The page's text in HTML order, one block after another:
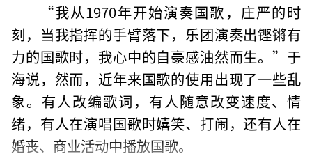
“我从1970年开始演奏国歌，庄严的时
刻，当我指挥的手臂落下，乐团演奏出铿锵有
力的国歌时，我心中的自豪感油然而生。”于
海说，然而，近年来国歌的使用出现了一些乱
象。有人改编歌词，有人随意改变速度、情
绪，有人在演唱国歌时嬉笑、打闹，还有人在
婚丧、商业活动中播放国歌。